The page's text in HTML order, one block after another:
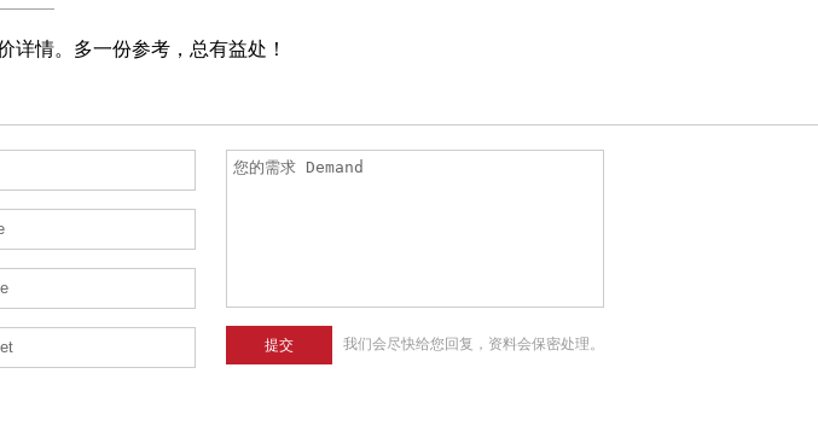
详情。多一份参考，总有益处！
提交 我们会尽快给您回复，资料会保密处理。